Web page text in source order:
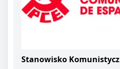
Stanowisko